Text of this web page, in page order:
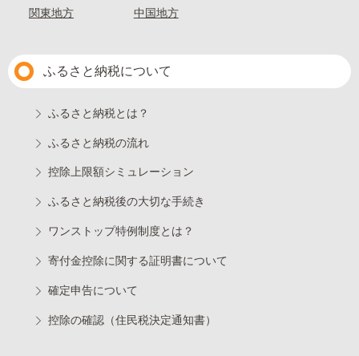
関東地方 中国地方
ふるさと納税について
ふるさと納税とは？
ふるさと納税の流れ
控除上限額シミュレーション
ふるさと納税後の大切な手続き
ワンストップ特例制度とは？
寄付金控除に関する証明書について
確定申告について
控除の確認（住民税決定通知書）